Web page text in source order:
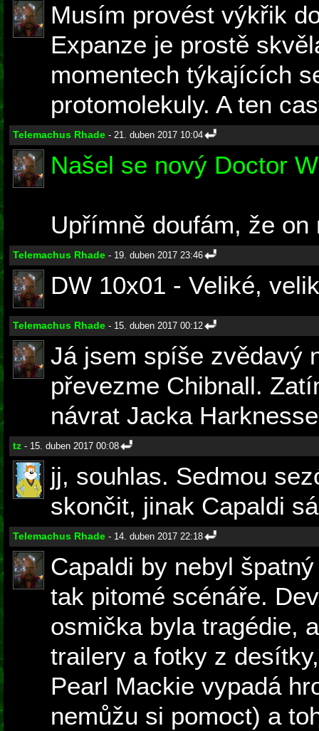
Musím provést výkřik
Expanze je prostě
momentech týkajících
protomolekuly. A ten
Telemachus Rhade - 21. duben 2017 10:04
Našel se nový Doctor
Upřímně doufám, že on
Telemachus Rhade - 19. duben 2017 23:46
DW 10x01 - Veliké,
Telemachus Rhade - 15. duben 2017 00:12
Já jsem spíše zvědavý
převezme Chibnall.
návrat Jacka
tz - 15. duben 2017 00:08
jj, souhlas. Sedmou
skončit, jinak Capaldi
Telemachus Rhade - 14. duben 2017 22:18
Capaldi by nebyl
tak pitomé scénáře.
osmička byla tragédie,
trailery a fotky z
Pearl Mackie vypadá
nemůžu si pomoct) a